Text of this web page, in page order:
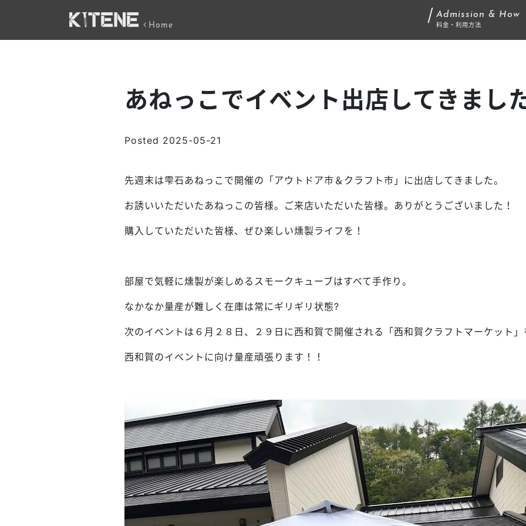
Home 料金・利用方法
Admission & How
あねっこでイベント出店してきまし
Posted 2025-05-21
先週末は雫石あねっこで開催の「アウトドア市＆クラフト市」に出店してきました。
お誘いいただいたあねっこの皆様。ご来店いただいた皆様。ありがとうございました！
購入していただいた皆様、ぜひ楽しい燻製ライフを！
部屋で気軽に燻製が楽しめるスモークキューブはすべて手作り。
なかなか量産が難しく在庫は常にギリギリ状態?
次のイベントは６月２８日、２９日に西和賀で開催される「西和賀クラフトマーケット
西和賀のイベントに向け量産頑張ります！！